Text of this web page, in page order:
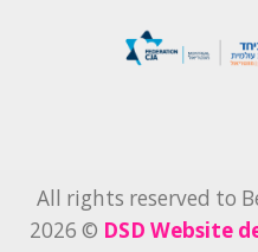
All rights reserved to
2026 © DSD Website